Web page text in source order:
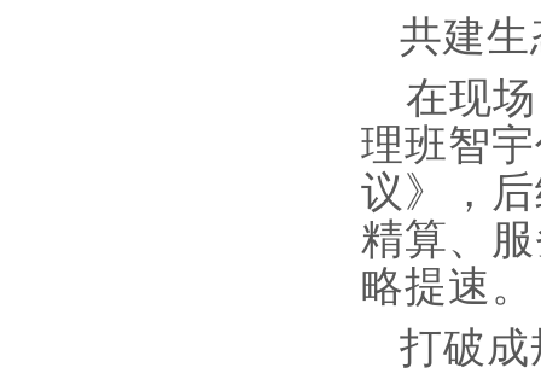
共建生
在现
理班智
议》，
精算、
略提速。
打破成